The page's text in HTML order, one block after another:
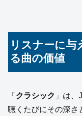
リスナーに与
る曲の価値
「 クラシック 」は、
聴くたびにその深さ